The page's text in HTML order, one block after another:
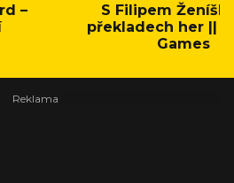
–
S Filipem
překladech her ||
Games